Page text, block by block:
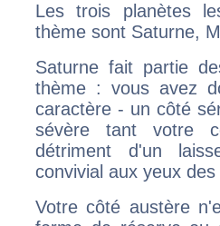
Les trois planètes
thème sont Saturne,
Saturne fait partie
thème : vous avez
caractère - un côté
sévère tant votre
détriment d'un
convivial aux yeux
Votre côté austère